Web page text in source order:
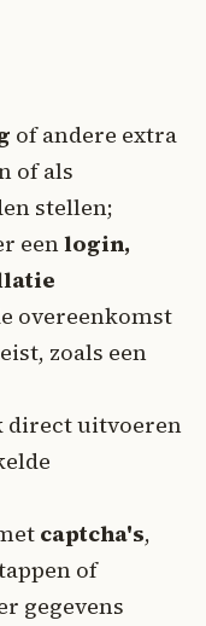
of andere extra
of als
stellen;
eenlogin,
overeenkomst
zoals een
direct uitvoeren
captcha's,
of
gegevens